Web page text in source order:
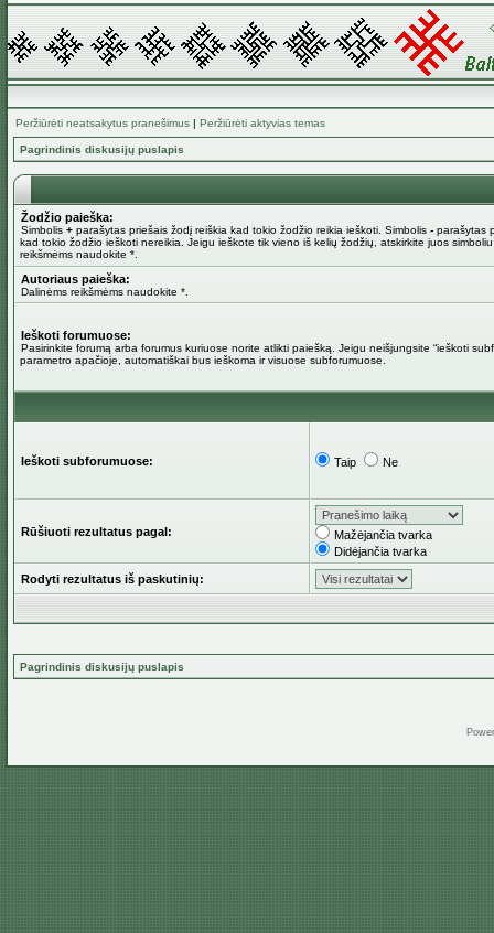
Peržiūrėti neatsakytus pranešimus | Peržiūrėti aktyvias temas
Pagrindinis diskusijų puslapis
Žodžio paieška:
Simbolis + parašytas priešais žodį reiškia kad tokio žodžio reikia ieškoti. Simbolis - parašytas
kad tokio žodžio ieškoti nereikia. Jeigu ieškote tik vieno iš kelių žodžių, atskirkite juos
reikšmėms naudokite *.
Autoriaus paieška:
Dalinėms reikšmėms naudokite *.
Ieškoti forumuose:
Pasirinkite forumą arba forumus kuriuose norite atlikti paiešką. Jeigu neišjungsite “ieškoti
parametro apačioje, automatiškai bus ieškoma ir visuose subforumuose.
Ieškoti subforumuose: Taip Ne
Rūšiuoti rezultatus pagal:
Mažėjančia tvarka
Didėjančia tvarka
Rodyti rezultatus iš paskutinių:
Pagrindinis diskusijų puslapis